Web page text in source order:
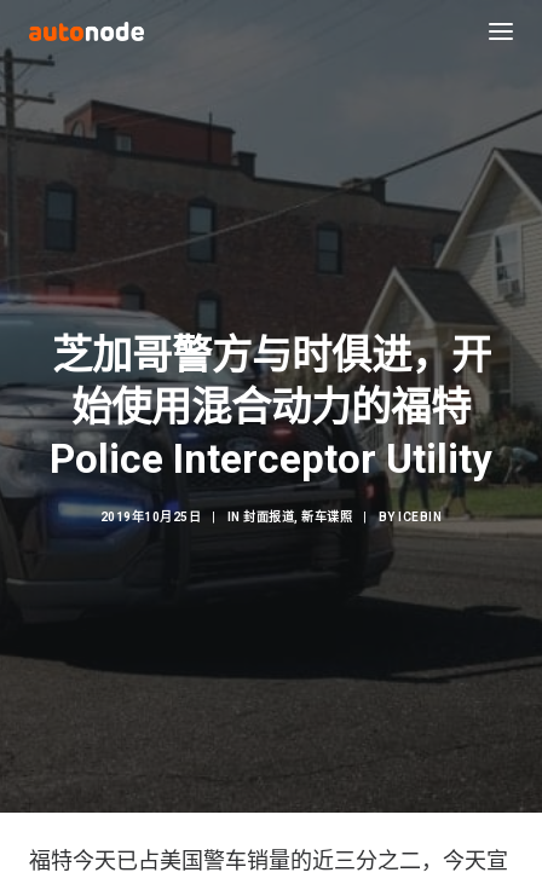
Search
芝加哥警方与时俱进，开
始使用混合动力的福特
Police Interceptor Utility
2019年10月25日 IN封面报道 ,新车谍照 BYICEBIN
福特今天已占美国警车销量的近三分之二，今天宣